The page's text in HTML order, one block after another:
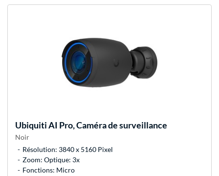
UbiquitiAI Pro, Caméra de surveillance
Noir
Résolution: 3840 x 5160 Pixel
Zoom: Optique: 3x
Fonctions: Micro